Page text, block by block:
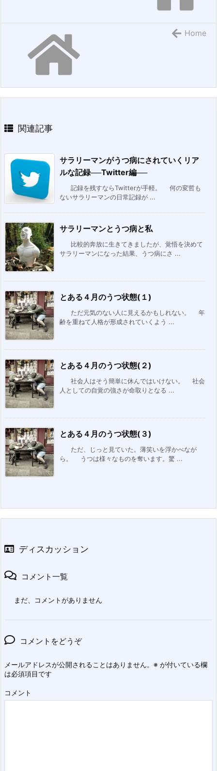
Home
関連記事
サラリーマンがうつ病にされていくリア
ルな記録──Twitter編──
記録を残すならTwitterが手軽。 何の変哲も
ないサラリーマンの日常記録が ...
サラリーマンとうつ病と私
比較的奔放に生きてきましたが、覚悟を決めて
サラリーマンになった結果、うつ病にさ ...
とある４月のうつ状態(１)
ただ元気のない人に見えるかもしれない。 年
齢を重ねて人格が形成されていくよう ...
とある４月のうつ状態(２)
社会人はそう簡単に休んではいけない。 社会
人としての自覚の強さが命取りとなる ...
とある４月のうつ状態(３)
ただ、じっと見ていた。薄笑いを浮かべなが
ら。 うつは様々なものを奪います。驚 ...
ディスカッション
コメント一覧
まだ、コメントがありません
コメントをどうぞ
メールアドレスが公開されることはありません。 ※ が付いている欄
は必須項目です
コメント